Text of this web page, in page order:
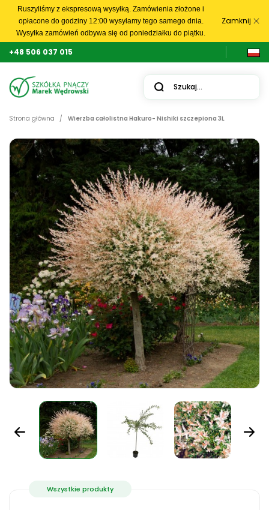
Ruszyliśmy z ekspresową wysyłką. Zamówienia złożone i
opłacone do godziny 12:00 wysyłamy tego samego dnia.
Wysyłka zamówień odbywa się od poniedziałku do piątku.
Zamknij
+48 506 037 015
Strona główna Wierzba całolistna Hakuro- Nishiki szczepiona 3L
Wszystkie produkty